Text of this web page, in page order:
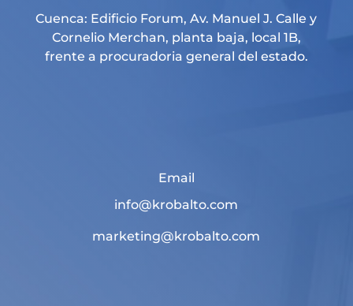
Cuenca: Edificio Forum, Av. Manuel J. Calle y
Cornelio Merchan, planta baja, local 1B,
frente a procuradoria general del estado.
Email
info@krobalto.com
marketing@krobalto.com